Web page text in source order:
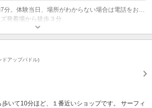
(1)徳島駅前から徒歩約7分。体験当日、場所がわからない場合は電話をおかけください。 事前に連絡いただければ徳島駅周辺への送迎は対応可能です。
発着場から徒歩３分
約いただいた時間だけの営業となります。 休業：
ドアップパドル)
いて10分ほど、１番近いショップです。 サーフィ